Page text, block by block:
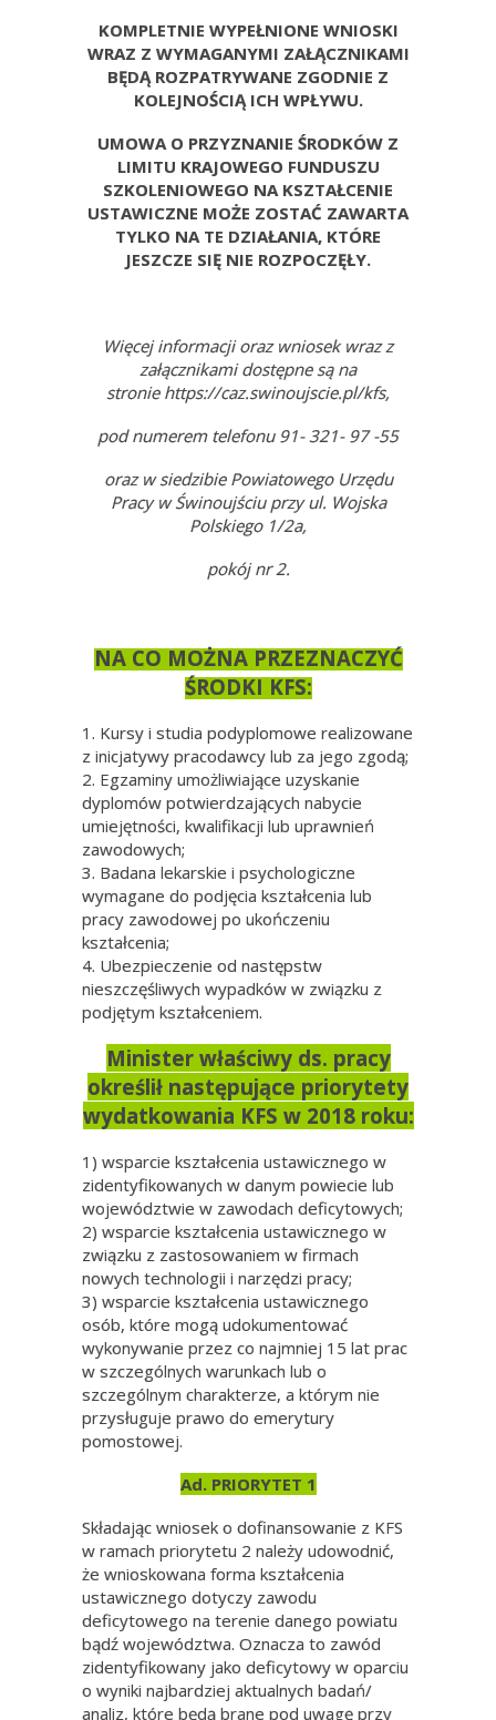
KOMPLETNIE WYPEŁNIONE WNIOSKI
WRAZ Z WYMAGANYMI ZAŁĄCZNIKAMI
BĘDĄ ROZPATRYWANE ZGODNIE Z
KOLEJNOŚCIĄ ICH WPŁYWU.
UMOWA O PRZYZNANIE ŚRODKÓW Z
LIMITU KRAJOWEGO FUNDUSZU
SZKOLENIOWEGO NA KSZTAŁCENIE
USTAWICZNE MOŻE ZOSTAĆ ZAWARTA
TYLKO NA TE DZIAŁANIA, KTÓRE
JESZCZE SIĘ NIE ROZPOCZĘŁY.
Więcej informacji oraz wniosek wraz z
załącznikami dostępne są na
stronie https://caz.swinoujscie.pl/kfs,
pod numerem telefonu 91- 321- 97 -55
oraz w siedzibie Powiatowego Urzędu
Pracy w Świnoujściu przy ul. Wojska
Polskiego 1/2a,
pokój nr 2.
NA CO MOŻNA PRZEZNACZYĆ
ŚRODKI KFS:
1. Kursy i studia podyplomowe realizowane
z inicjatywy pracodawcy lub za jego zgodą;
2. Egzaminy umożliwiające uzyskanie
dyplomów potwierdzających nabycie
umiejętności, kwalifikacji lub uprawnień
zawodowych;
3. Badana lekarskie i psychologiczne
wymagane do podjęcia kształcenia lub
pracy zawodowej po ukończeniu
kształcenia;
4. Ubezpieczenie od następstw
nieszczęśliwych wypadków w związku z
podjętym kształceniem.
Minister właściwy ds. pracy
określił następujące priorytety
wydatkowania KFS w 2018 roku:
1) wsparcie kształcenia ustawicznego w
zidentyfikowanych w danym powiecie lub
województwie w zawodach deficytowych;
2) wsparcie kształcenia ustawicznego w
związku z zastosowaniem w firmach
nowych technologii i narzędzi pracy;
3) wsparcie kształcenia ustawicznego
osób, które mogą udokumentować
wykonywanie przez co najmniej 15 lat prac
w szczególnych warunkach lub o
szczególnym charakterze, a którym nie
przysługuje prawo do emerytury
pomostowej.
Ad. PRIORYTET 1
Składając wniosek o dofinansowanie z KFS
w ramach priorytetu 2 należy udowodnić,
że wnioskowana forma kształcenia
ustawicznego dotyczy zawodu
deficytowego na terenie danego powiatu
bądź województwa. Oznacza to zawód
zidentyfikowany jako deficytowy w oparciu
o wyniki najbardziej aktualnych badań/
analiz, które będą brane pod uwagę przy